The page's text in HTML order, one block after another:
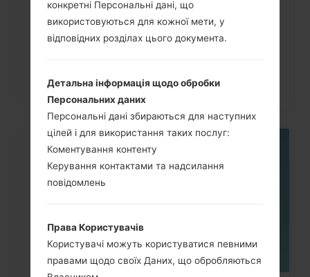
налаштувань за допомогою коду...
конкретні Персональні дані, що
використовуються для кожної мети, у
відповідних розділах цього документа.
Детальна інформація щодо обробки
Персональних даних
Персональні дані збираються для наступних
цілей і для використання таких послуг:
Коментування контенту
Керування контактами та надсилання
повідомлень
Права Користувачів
Користувачі можуть користуватися певними
правами щодо своїх Даних, що обробляються